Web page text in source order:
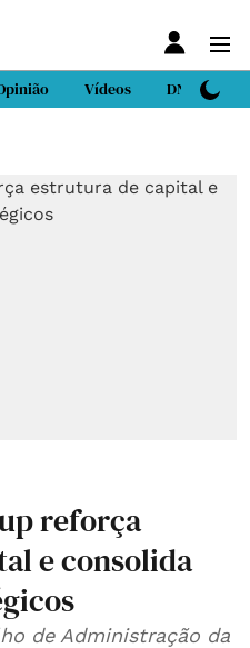
Vídeos DN Sport
reforça
e consolida
de Administração da